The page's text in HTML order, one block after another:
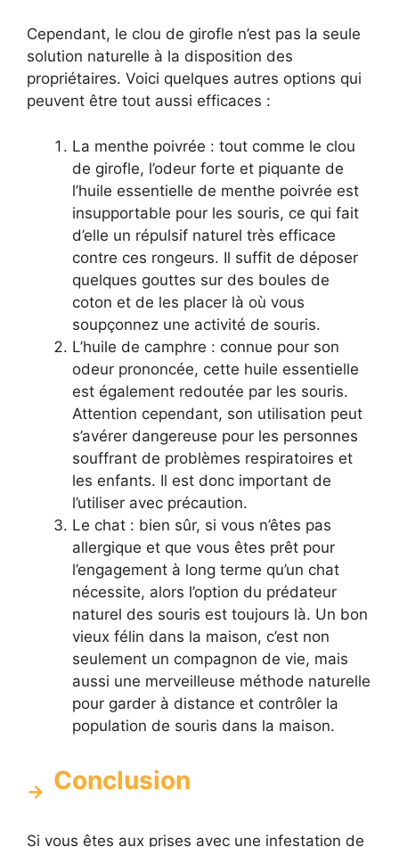
Cependant, le clou de girofle n’est pas la seule
solution naturelle à la disposition des
propriétaires. Voici quelques autres options qui
peuvent être tout aussi efficaces :
La menthe poivrée : tout comme le clou
de girofle, l’odeur forte et piquante de
l’huile essentielle de menthe poivrée est
insupportable pour les souris, ce qui fait
d’elle un répulsif naturel très efficace
contre ces rongeurs. Il suffit de déposer
quelques gouttes sur des boules de
coton et de les placer là où vous
soupçonnez une activité de souris.
L’huile de camphre : connue pour son
odeur prononcée, cette huile essentielle
est également redoutée par les souris.
Attention cependant, son utilisation peut
s’avérer dangereuse pour les personnes
souffrant de problèmes respiratoires et
les enfants. Il est donc important de
l’utiliser avec précaution.
Le chat : bien sûr, si vous n’êtes pas
allergique et que vous êtes prêt pour
l’engagement à long terme qu’un chat
nécessite, alors l’option du prédateur
naturel des souris est toujours là. Un bon
vieux félin dans la maison, c’est non
seulement un compagnon de vie, mais
aussi une merveilleuse méthode naturelle
pour garder à distance et contrôler la
population de souris dans la maison.
Conclusion
Si vous êtes aux prises avec une infestation de